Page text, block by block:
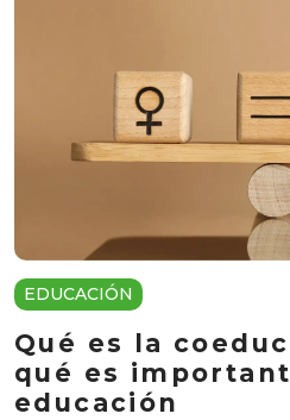
EDUCACIÓN
Qué es la
qué es
educación